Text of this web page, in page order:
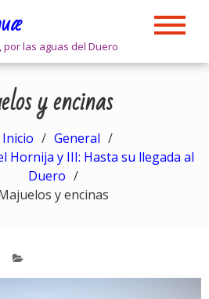
por las aguas del Duero
y encinas
Inicio
General
Hornija y III: Hasta su llegada al
Duero
y encinas